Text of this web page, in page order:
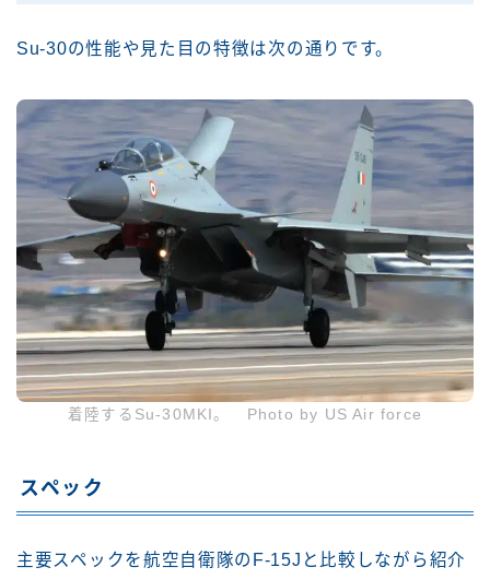
Su-30の性能や見た目の特徴は次の通りです。
着陸するSu-30MKI。 Photo by US Air force
スペック
主要スペックを航空自衛隊のF-15Jと比較しながら紹介